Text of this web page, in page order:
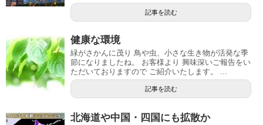
記事を読む
健康な環境
緑がさかんに茂り 鳥や虫、小さな生き物が活発な季
節になりましたね。 お客様より 興味深いご報告をい
ただいておりますので ご紹介いたします。 ...
記事を読む
北海道や中国・四国にも拡散か